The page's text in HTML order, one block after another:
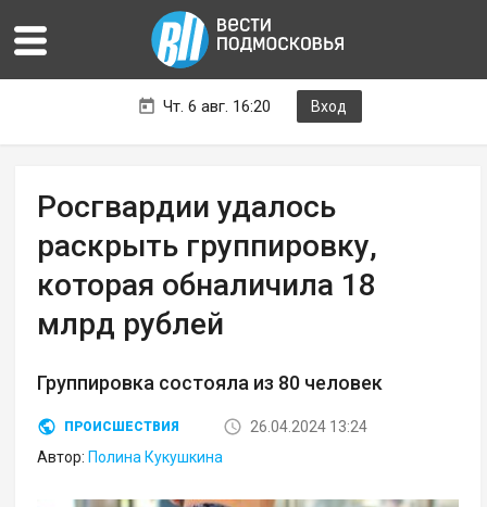
Чт. 6 авг. 16:20 Вход
Росгвардии удалось
раскрыть группировку,
которая обналичила 18
млрд рублей
Группировка состояла из 80 человек
ПРОИСШЕСТВИЯ
26.04.2024 13:24
Автор: Полина Кукушкина